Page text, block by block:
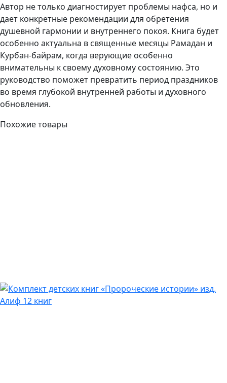
Автор не только диагностирует проблемы нафса, но и
дает конкретные рекомендации для обретения
душевной гармонии и внутреннего покоя. Книга будет
особенно актуальна в священные месяцы Рамадан и
Курбан-байрам, когда верующие особенно
внимательны к своему духовному состоянию. Это
руководство поможет превратить период праздников
во время глубокой внутренней работы и духовного
обновления.
Похожие товары